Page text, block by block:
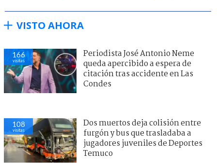
VISTO AHORA
166
visitas
Periodista José Antonio Neme
queda apercibido a espera de
citación tras accidente en Las
Condes
108
visitas
Dos muertos deja colisión entre
furgón y bus que trasladaba a
jugadores juveniles de Deportes
Temuco